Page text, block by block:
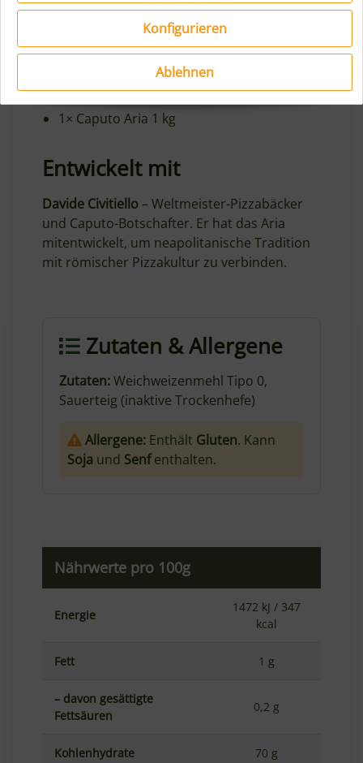
Konfigurieren
Ablehnen
Made in Italy (Neapel)
Lieferumfang
1× Caputo Aria 1 kg
Entwickelt mit
Davide Civitiello– Weltmeister-Pizzabäcker
und Caputo-Botschafter. Er hat das Aria
mitentwickelt, um neapolitanische Tradition
mit römischer Pizzakultur zu verbinden.
Zutaten & Allergene
Zutaten:Weichweizenmehl Tipo 0,
Sauerteig (inaktive Trockenhefe)
Allergene: Enthält Gluten. Kann
Soja und Senfenthalten.
Nährwerte pro 100g
Energie
1472 kJ / 347
kcal
Fett 1 g
– davon gesättigte
Fettsäuren
0,2 g
Kohlenhydrate 70 g